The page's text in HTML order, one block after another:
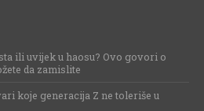
ili uvijek u haosu? Ovo govori o
da zamislite
koje generacija Z ne toleriše u